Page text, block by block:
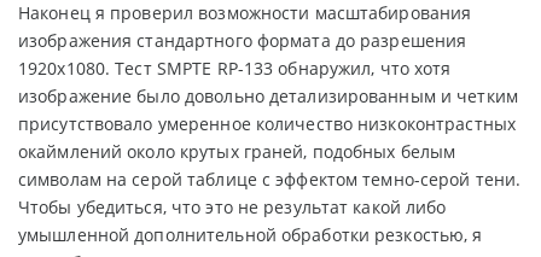
Наконец я проверил возможности масштабирования
изображения стандартного формата до разрешения
1920х1080. Тест SMPTE RP-133 обнаружил, что хотя
изображение было довольно детализированным и четким
присутствовало умеренное количество низкоконтрастных
окаймлений около крутых граней, подобных белым
символам на серой таблице с эффектом темно-серой тени.
Чтобы убедиться, что это не результат какой либо
умышленной дополнительной обработки резкостью, я